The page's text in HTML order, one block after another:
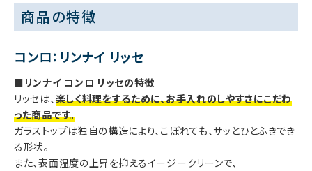
商品の特徴
コンロ： リンナイ リッセ
■リンナイ コンロ リッセの特徴
リッセは、楽しく料理をするために、お手入れのしやすさにこだわ
った商品です。
ガラストップは独自の構造により、こぼれても、サッとひとふきでき
る形状。
また、表面温度の上昇を抑えるイージークリーンで、